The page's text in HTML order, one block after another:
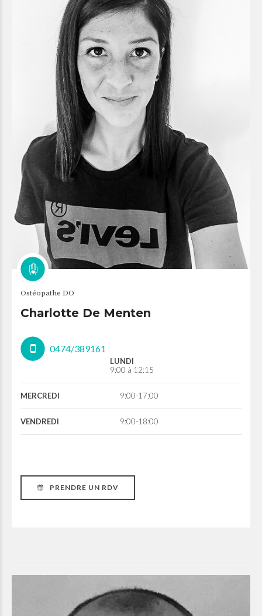
Ostéopathe DO
Charlotte De Menten
0474/389161
LUNDI
9:00 à 12:15
MERCREDI 9:00-17:00
VENDREDI 9:00-18:00
PRENDRE UN RDV